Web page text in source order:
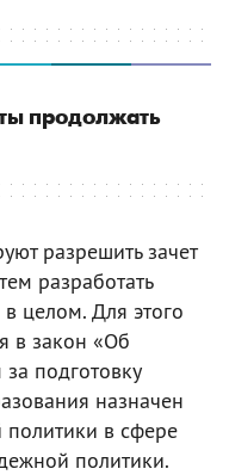
продолжать
разрешить зачет
разработать
целом. Для этого
в закон «Об
подготовку
назначен
политики в сфере
политики.